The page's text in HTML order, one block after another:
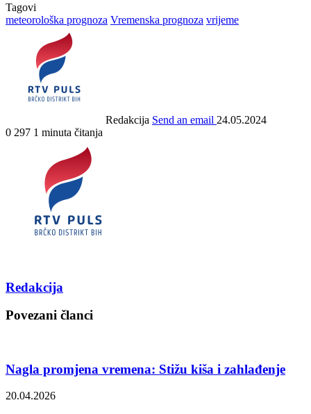
Tagovi
meteorološka prognoza Vremenska prognoza vrijeme
Redakcija Send an email 24.05.2024
0 297 1 minuta čitanja
Redakcija
Povezani članci
Nagla promjena vremena: Stižu kiša i zahlađenje
20.04.2026